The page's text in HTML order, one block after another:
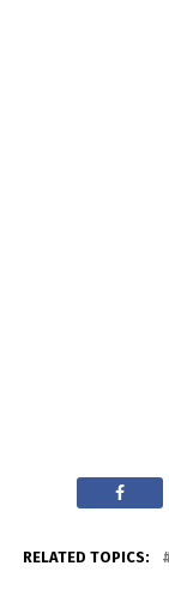
RELATED TOPICS: